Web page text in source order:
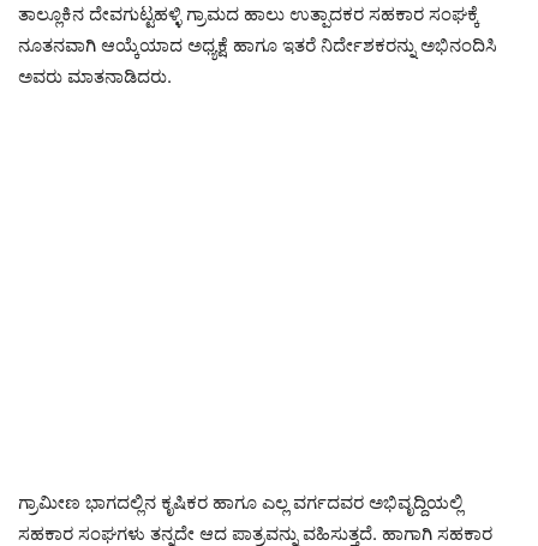
ತಾಲ್ಲೂಕಿನ ದೇವಗುಟ್ಟಹಳ್ಳಿ ಗ್ರಾಮದ ಹಾಲು ಉತ್ಪಾದಕರ ಸಹಕಾರ ಸಂಘಕ್ಕೆ
ನೂತನವಾಗಿ ಆಯ್ಕೆಯಾದ ಅಧ್ಯಕ್ಷೆ ಹಾಗೂ ಇತರೆ ನಿರ್ದೇಶಕರನ್ನು ಅಭಿನಂದಿಸಿ
ಅವರು ಮಾತನಾಡಿದರು.
ಗ್ರಾಮೀಣ ಭಾಗದಲ್ಲಿನ ಕೃಷಿಕರ ಹಾಗೂ ಎಲ್ಲ ವರ್ಗದವರ ಅಭಿವೃದ್ದಿಯಲ್ಲಿ
ಸಹಕಾರ ಸಂಘಗಳು ತನ್ನದೇ ಆದ ಪಾತ್ರವನ್ನು ವಹಿಸುತ್ತದೆ. ಹಾಗಾಗಿ ಸಹಕಾರ